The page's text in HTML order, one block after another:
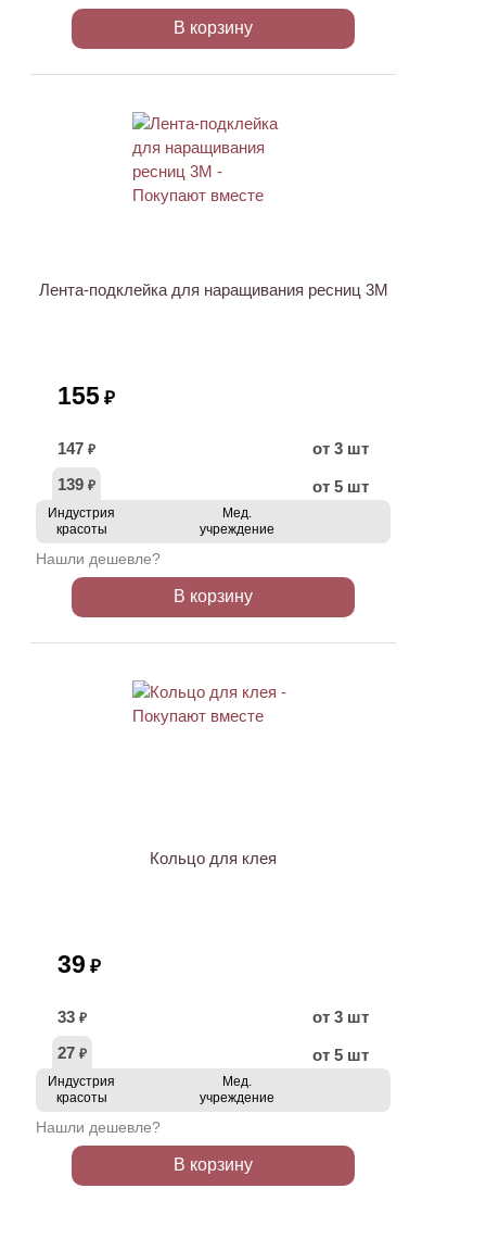
В корзину
Лента-подклейка для наращивания ресниц 3M
155 ₽
147 ₽
от 3 шт
139 ₽ от 5 шт
Индустрия
красоты
Мед.
учреждение
Нашли дешевле?
В корзину
Кольцо для клея
39 ₽
33 ₽
от 3 шт
27 ₽ от 5 шт
Индустрия
красоты
Мед.
учреждение
Нашли дешевле?
В корзину